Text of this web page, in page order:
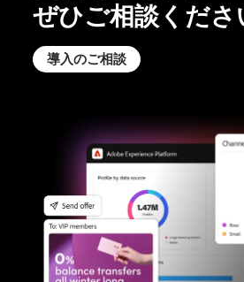
ぜひご相談くださ
導入のご相談